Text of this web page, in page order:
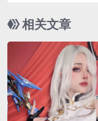
相关文章